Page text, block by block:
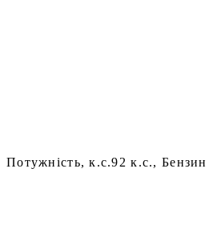
Потужність, к.с.92 к.с., Бензин